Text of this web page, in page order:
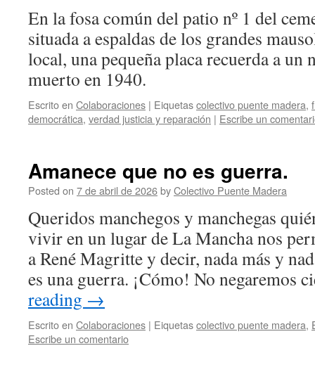
En la fosa común del patio nº 1 del
situada a espaldas de los grandes
local, una pequeña placa recuerda a
muerto en 1940.
Escrito en Colaboraciones | Eiquetascolectivo puente madera,
democrática, verdad justicia y reparación | Escribe un
Amanece que no es guerra.
Posted on 7 de abril de 2026byColectivo Puente Madera
Queridos manchegos y manchegas
vivir en un lugar de La Mancha nos
a René Magritte y decir, nada más y
es una guerra. ¡Cómo! No negaremos
reading →
Escrito en Colaboraciones | Eiquetascolectivo puente madera,
Escribe un comentario